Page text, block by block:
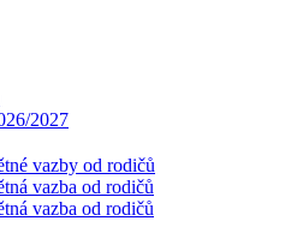
2027
vazby od rodičů
vazba od rodičů
vazba od rodičů